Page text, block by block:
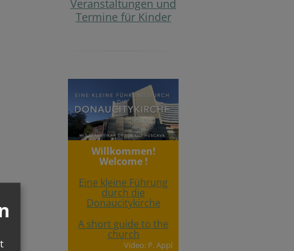
Veranstaltungen und
Termine für Kinder
Willkommen!
Welcome !
Eine kleine Führung
durch die
Donaucitykirche
A short guide to the
church
Video: P. Appl